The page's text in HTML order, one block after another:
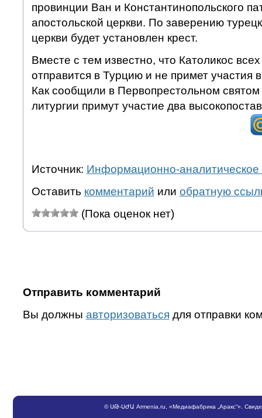
провинции Ван и Константинопольского
апостольской церкви. По заверению
церкви будет установлен крест.
Вместе с тем известно, что Католикос
отправится в Турцию и не примет участия
Как сообщили в Первопрестольном
литургии примут участие два
Источник: Информационно-аналитическое
Оставить комментарий или обратную
(Пока оценок нет)
Отправить комментарий
Вы должны авторизоваться для отправки
©ՍԹ-ՍԺԱ Armenia.ru , «Медиафабрика „Аракс“».